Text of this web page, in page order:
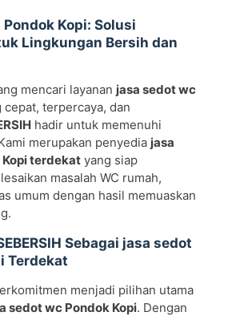
Kopi: Solusi
Lingkungan Bersih dan
mencari layanan jasa sedot wc
terpercaya, dan
hadir untuk memenuhi
merupakan penyedia jasa
terdekatyang siap
masalah WC rumah,
umum dengan hasil memuaskan
Sebagai jasa sedot
Terdekat
menjadi pilihan utama
sedot wc Pondok Kopi. Dengan